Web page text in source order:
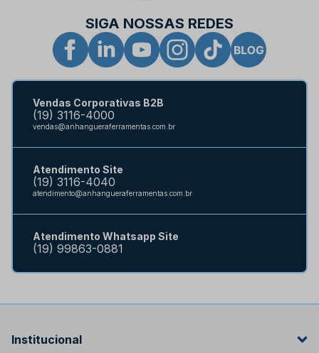
SIGA NOSSAS REDES
Vendas Corporativas B2B
(19) 3116-4000
vendas@anhangueraferramentas.com.br
Atendimento Site
(19) 3116-4040
atendimento@anhangueraferramentas.com.br
Atendimento Whatsapp Site
(19) 99863-0881
Institucional